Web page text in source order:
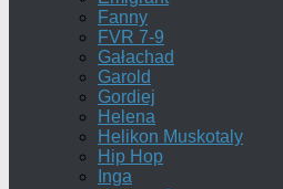
Fanny
FVR 7-9
Gałachad
Garold
Gordiej
Helena
Helikon Muskotaly
Hip Hop
Inga